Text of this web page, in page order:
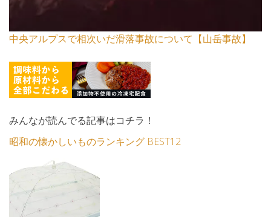
中央アルプスで相次いだ滑落事故について【山岳事故】
みんなが読んでる記事はコチラ！
昭和の懐かしいものランキング BEST12